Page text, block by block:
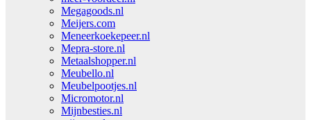
Megagoods.nl
Meijers.com
Meneerkoekepeer.nl
Mepra-store.nl
Metaalshopper.nl
Meubello.nl
Meubelpootjes.nl
Micromotor.nl
Mijnbesties.nl